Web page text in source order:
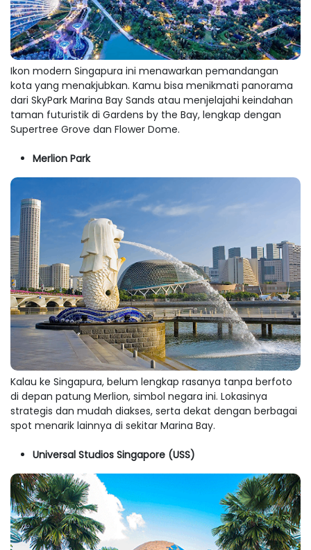
Ikon modern Singapura ini menawarkan pemandangan
kota yang menakjubkan. Kamu bisa menikmati panorama
dari SkyPark Marina Bay Sands atau menjelajahi keindahan
taman futuristik di Gardens by the Bay, lengkap dengan
Supertree Grove dan Flower Dome.
Merlion Park
Kalau ke Singapura, belum lengkap rasanya tanpa berfoto
di depan patung Merlion, simbol negara ini. Lokasinya
strategis dan mudah diakses, serta dekat dengan berbagai
spot menarik lainnya di sekitar Marina Bay.
Universal Studios Singapore (USS)